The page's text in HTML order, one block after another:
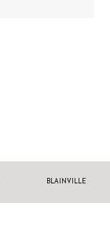
BLAINVILLE